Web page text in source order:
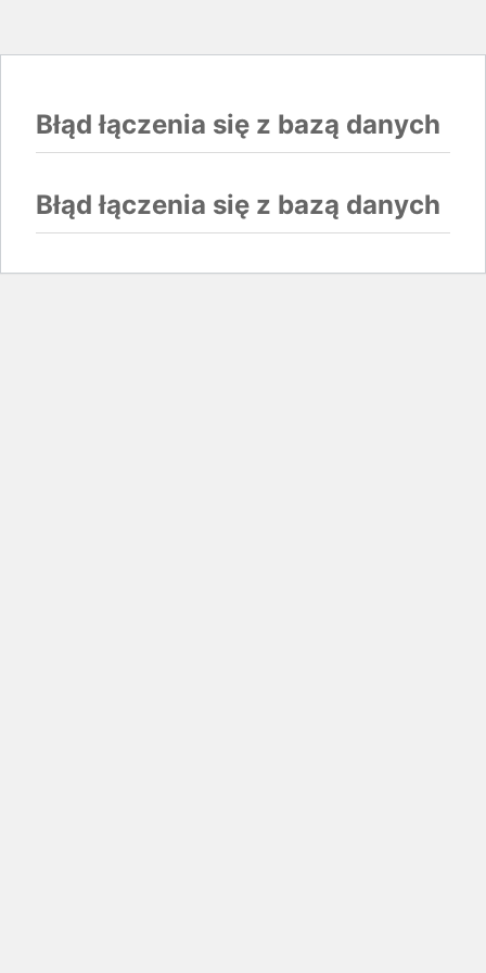
Błąd łączenia się z bazą danych
Błąd łączenia się z bazą danych